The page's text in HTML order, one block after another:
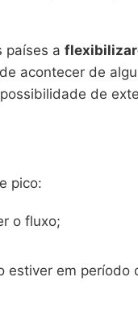
países a
acontecer de
de
pico:
o fluxo;
estiver em período